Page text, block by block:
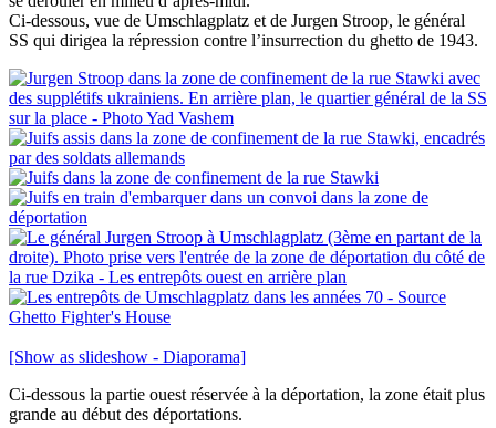
Ci-dessous, vue de Umschlagplatz et de Jurgen Stroop, le général
SS qui dirigea la répression contre l’insurrection du ghetto de 1943.
[Show as slideshow - Diaporama]
Ci-dessous la partie ouest réservée à la déportation, la zone était plus
grande au début des déportations.